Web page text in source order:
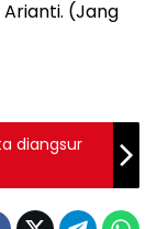
(Jang
diangsur